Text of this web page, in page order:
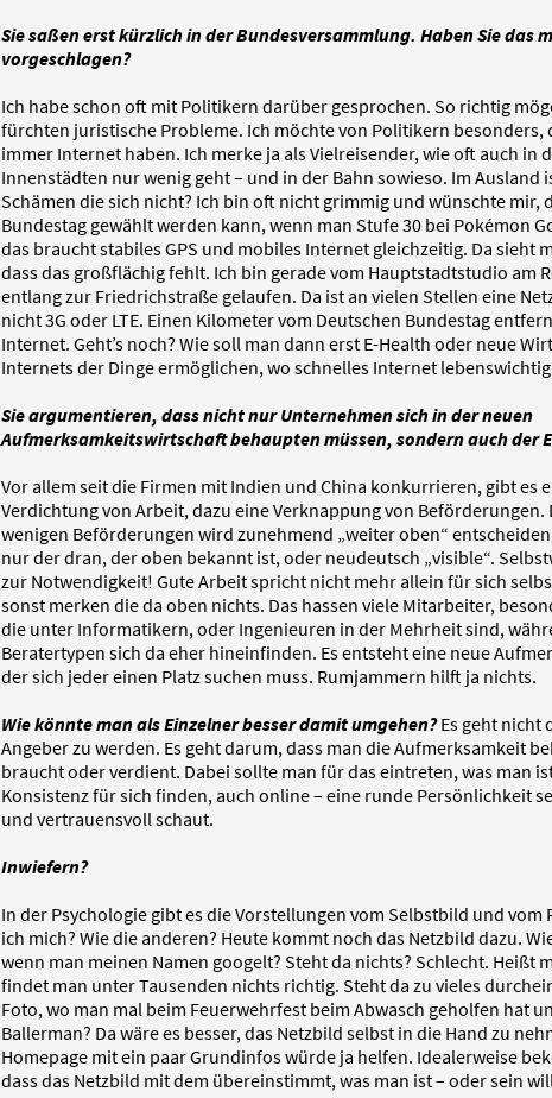
Sie saßen erst kürzlich in der Bundesversammlung. Haben Sie das
vorgeschlagen?
Ich habe schon oft mit Politikern darüber gesprochen. So richtig
fürchten juristische Probleme. Ich möchte von Politikern besonders,
immer Internet haben. Ich merke ja als Vielreisender, wie oft auch in
Innenstädten nur wenig geht – und in der Bahn sowieso. Im Ausland
Schämen die sich nicht? Ich bin oft nicht grimmig und wünschte mir,
Bundestag gewählt werden kann, wenn man Stufe 30 bei Pokémon
das braucht stabiles GPS und mobiles Internet gleichzeitig. Da sieht
dass das großflächig fehlt. Ich bin gerade vom Hauptstadtstudio am
entlang zur Friedrichstraße gelaufen. Da ist an vielen Stellen eine
nicht 3G oder LTE. Einen Kilometer vom Deutschen Bundestag
Internet. Geht’s noch? Wie soll man dann erst E-Health oder neue
Internets der Dinge ermöglichen, wo schnelles Internet
Sie argumentieren, dass nicht nur Unternehmen sich in der neuen
Aufmerksamkeitswirtschaft behaupten müssen, sondern auch der
Vor allem seit die Firmen mit Indien und China konkurrieren, gibt es
Verdichtung von Arbeit, dazu eine Verknappung von Beförderungen.
wenigen Beförderungen wird zunehmend „weiter oben“
nur der dran, der oben bekannt ist, oder neudeutsch „visible“.
zur Notwendigkeit! Gute Arbeit spricht nicht mehr allein für sich
sonst merken die da oben nichts. Das hassen viele Mitarbeiter,
die unter Informatikern, oder Ingenieuren in der Mehrheit sind,
Beratertypen sich da eher hineinfinden. Es entsteht eine neue
der sich jeder einen Platz suchen muss. Rumjammern hilft ja nichts.
Wie könnte man als Einzelner besser damit umgehen?Es geht nicht
Angeber zu werden. Es geht darum, dass man die Aufmerksamkeit
braucht oder verdient. Dabei sollte man für das eintreten, was man
Konsistenz für sich finden, auch online – eine runde Persönlichkeit
und vertrauensvoll schaut.
Inwiefern?
In der Psychologie gibt es die Vorstellungen vom Selbstbild und vom
ich mich? Wie die anderen? Heute kommt noch das Netzbild dazu.
wenn man meinen Namen googelt? Steht da nichts? Schlecht. Heißt
findet man unter Tausenden nichts richtig. Steht da zu vieles
Foto, wo man mal beim Feuerwehrfest beim Abwasch geholfen hat
Ballerman? Da wäre es besser, das Netzbild selbst in die Hand zu
Homepage mit ein paar Grundinfos würde ja helfen. Idealerweise
dass das Netzbild mit dem übereinstimmt, was man ist – oder sein